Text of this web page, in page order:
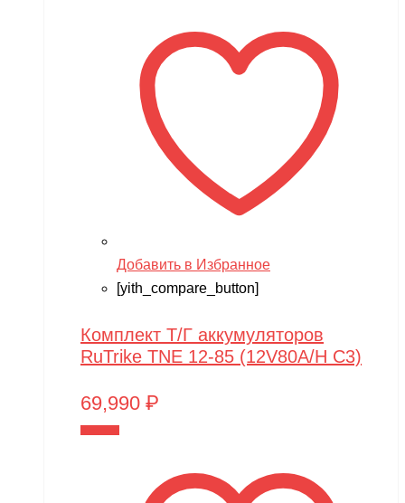
Добавить в Избранное
[yith_compare_button]
Комплект Т/Г аккумуляторов
RuTrike TNE 12-85 (12V80A/H C3)
69,990 ₽